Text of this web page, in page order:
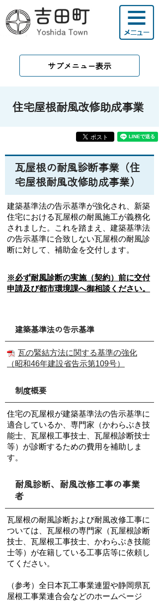
サブメニュー表示
住宅屋根耐風改修助成事業
瓦屋根の耐風診断事業（住
宅屋根耐風改修助成事業）
建築基準法の告示基準が強化され、新築
住宅における瓦屋根の耐風施工が義務化
されました。これを踏まえ、建築基準法
の告示基準に合致しない瓦屋根の耐風診
断に対して、補助金を交付します。
※必ず耐風診断の実施（契約）前に交付
申請及び都市環境課へ御相談ください。
建築基準法の告示基準
瓦の緊結方法に関する基準の強化
（昭和46年建設省告示第109号）
制度概要
住宅の瓦屋根が建築基準法の告示基準に
適合しているか、専門家（かわらぶき技
能士、瓦屋根工事技士、瓦屋根診断技士
等）が診断するための費用を補助しま
す。
耐風診断、耐風改修工事の事業
者
瓦屋根の耐風診断および耐風改修工事に
ついては、瓦屋根の専門家（瓦屋根診断
技士、瓦屋根工事技士、かわらぶき技能
士等）が在籍している工事店等に依頼し
てください。
（参考）全日本瓦工事業連盟や静岡県瓦
屋根工事業連合会などのホームページ